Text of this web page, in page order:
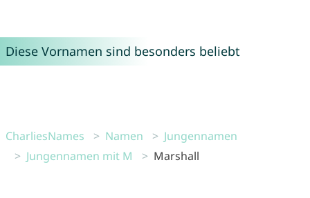
Diese Vornamen sind besonders beliebt
CharliesNames Namen
Jungennamen
Jungennamen mit M
Marshall